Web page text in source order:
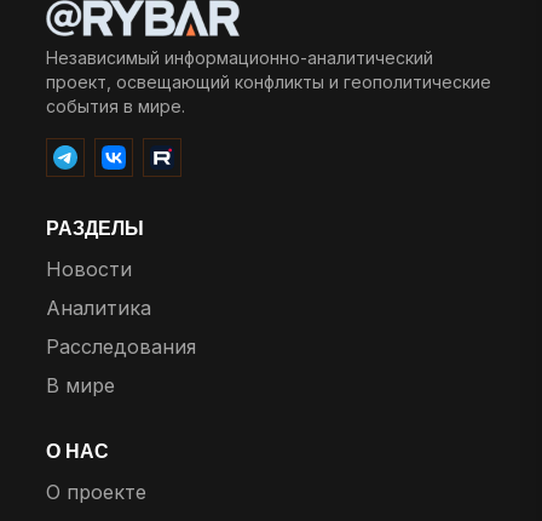
Независимый информационно-аналитический
проект, освещающий конфликты и геополитические
события в мире.
РАЗДЕЛЫ
Новости
Аналитика
Расследования
В мире
О НАС
О проекте